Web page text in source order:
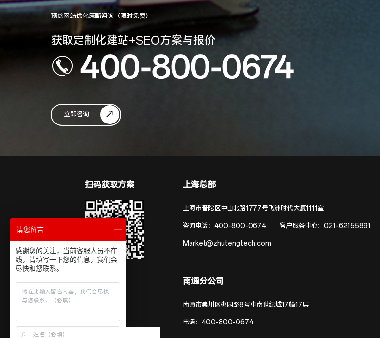
预约网站优化策略咨询（限时免费）
获取定制化建站+SEO方案与报价
400-800-0674
立即咨询
扫码获取方案 上海总部
上海市普陀区中山北路1777号飞洲时代大厦1111室
咨询电话：400-800-0674 客户服务中心：021-62155891
Market@zhutengtech.com
南通分公司
南通市崇川区桃园路8号中南世纪城17幢17层
电话：400-800-0674
请您留言
感谢您的关注，当前客服人员不在
线，请填写一下您的信息，我们会
尽快和您联系。